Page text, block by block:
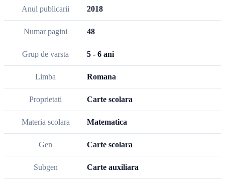
Anul publicarii 2018
Numar pagini 48
Grup de varsta 5 - 6 ani
Limba Romana
Proprietati Carte scolara
Materia scolara Matematica
Gen Carte scolara
Subgen Carte auxiliara